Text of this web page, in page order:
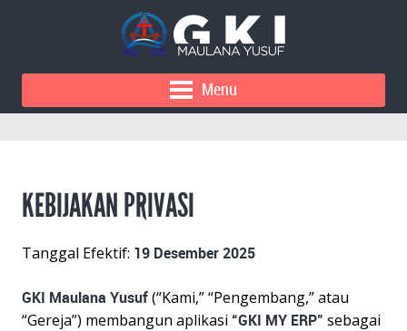
Menu
KEBIJAKAN PRIVASI
Tanggal Efektif: 19 Desember 2025
GKI Maulana Yusuf(“Kami,” “Pengembang,” atau
“Gereja”) membangun aplikasi “GKI MY ERP” sebagai